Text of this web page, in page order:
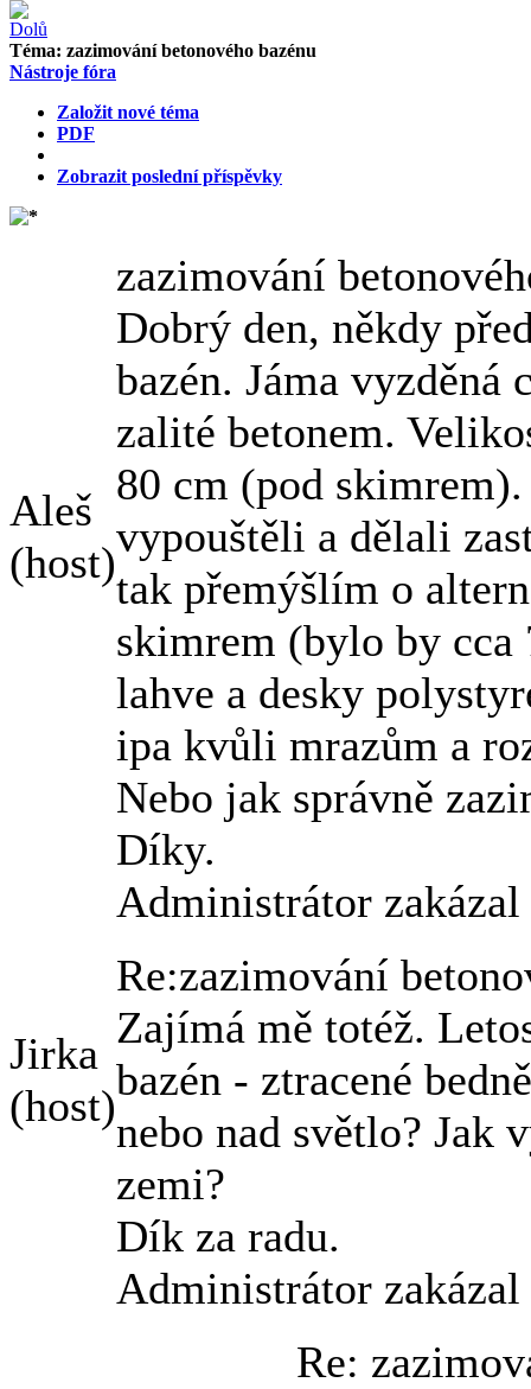
Téma: zazimování betonového bazénu
Nástroje fóra
Založit nové téma
PDF
Zobrazit poslední příspěvky
Aleš
(host)
zazimování
Dobrý den, někdy
bazén. Jáma vyzděná
zalité betonem.
80 cm (pod
vypouštěli a dělali
tak přemýšlím o
skimrem (bylo by cca
lahve a desky
ipa kvůli mrazům a
Nebo jak správně
Díky.
Administrátor
Jirka
(host)
Re:zazimování
Zajímá mě totéž.
bazén - ztracené
nebo nad světlo? Jak
zemi?
Dík za radu.
Administrátor
Re: